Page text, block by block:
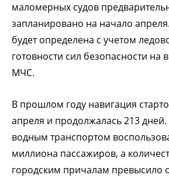
маломерных судов
запланировано на начало
будет определена с учетом
готовности сил безопасности на
МЧС.
В прошлом году навигация
апреля и продолжалась 213 дней.
водным транспортом
миллиона пассажиров, а
городским причалам превысило